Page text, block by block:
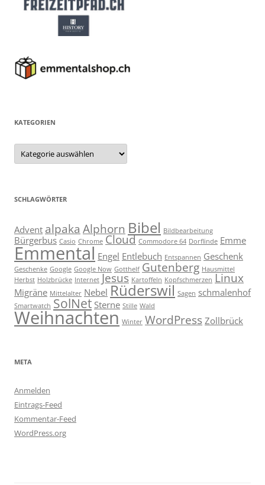
KATEGORIEN
Kategorien
SCHLAGWÖRTER
Advent alpaka Alphorn Bibel Bildbearbeitung
Bürgerbus Casio Chrome Cloud Commodore 64 Dorflinde Emme
Emmental Engel Entlebuch Entspannen Geschenk
Geschenke Google Google Now Gotthelf Gutenberg Hausmittel
Herbst Holzbrücke Internet Jesus Kartoffeln Kopfschmerzen Linux
Migräne Mittelalter Nebel Rüderswil Sagen schmalenhof
Smartwatch SolNet Sterne Stille Wald
Weihnachten Winter WordPress Zollbrück
META
Anmelden
Eintrags-Feed
Kommentar-Feed
WordPress.org